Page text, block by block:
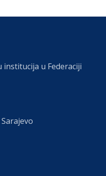
institucija u Federaciji